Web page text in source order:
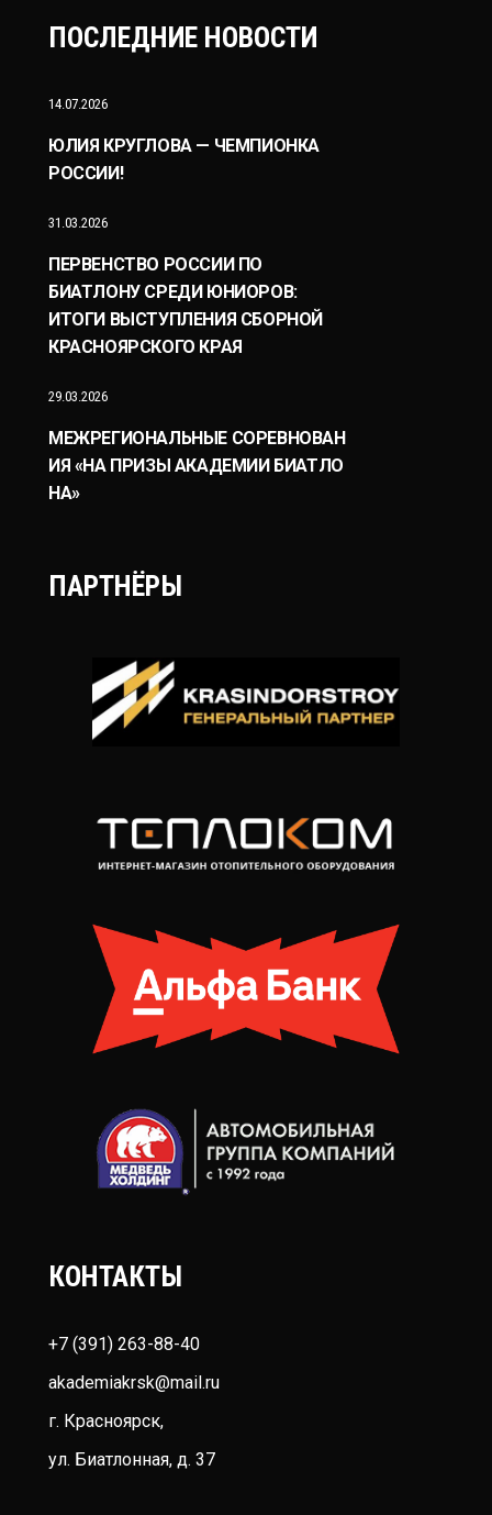
ПОСЛЕДНИЕ НОВОСТИ
14.07.2026
ЮЛИЯ КРУГЛОВА — ЧЕМПИОНКА
РОССИИ!
31.03.2026
ПЕРВЕНСТВО РОССИИ ПО
БИАТЛОНУ СРЕДИ ЮНИОРОВ:
ИТОГИ ВЫСТУПЛЕНИЯ СБОРНОЙ
КРАСНОЯРСКОГО КРАЯ
29.03.2026
МЕЖРЕГИОНАЛЬНЫЕ СОРЕВНОВАН
ИЯ «НА ПРИЗЫ АКАДЕМИИ БИАТЛО
НА»
ПАРТНЁРЫ
КОНТАКТЫ
+7 (391) 263-88-40
akademiakrsk@mail.ru
г. Красноярск,
ул. Биатлонная, д. 37